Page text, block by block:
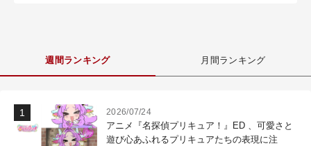
週間ランキング 月間ランキング
2026/07/24
アニメ『名探偵プリキュア！』ED 、可愛さと
遊び心あふれるプリキュアたちの表現に注